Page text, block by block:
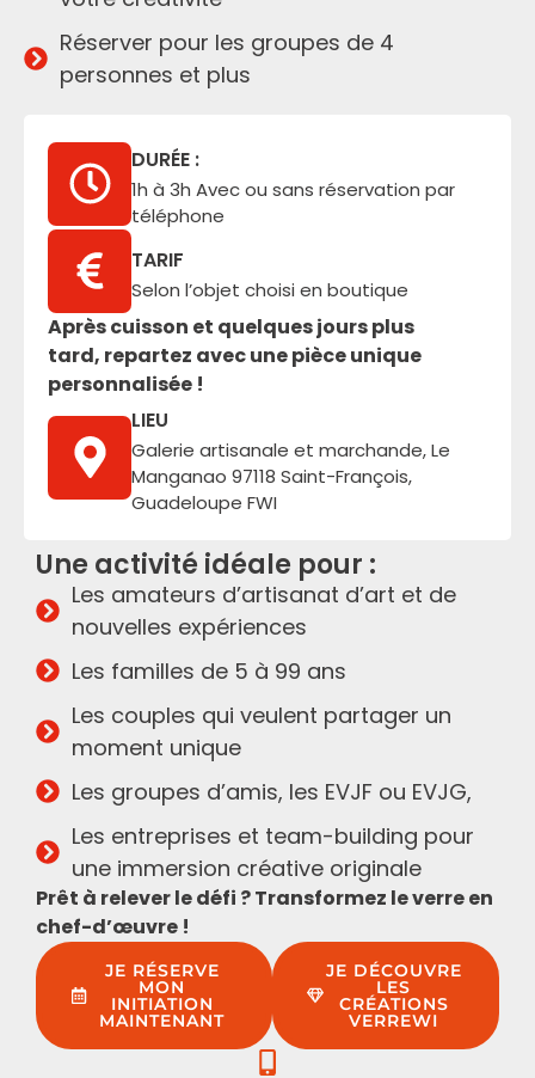
DURÉE :
1h à 3h Avec ou sans réservation par
téléphone
TARIF
Selon l’objet choisi en boutique
Après cuisson et quelques jours plus
tard, repartez avec une pièce unique
personnalisée !
LIEU
Galerie artisanale et marchande, Le
Manganao 97118 Saint-François,
Guadeloupe FWI
Réserver pour les groupes de 4
personnes et plus
Une activité idéale pour :
Les amateurs d’artisanat d’art et de
nouvelles expériences
Les familles de 5 à 99 ans
Les couples qui veulent partager un
moment unique
Les groupes d’amis, les EVJF ou EVJG,
Les entreprises et team-building pour
une immersion créative originale
Prêt à relever le défi ? Transformez le verre en
chef-d’œuvre !
JE RÉSERVE
MON
INITIATION
MAINTENANT
JE DÉCOUVRE
LES
CRÉATIONS
VERREWI